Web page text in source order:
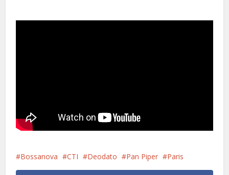
Bossanova CTI Deodato Pan Piper Paris